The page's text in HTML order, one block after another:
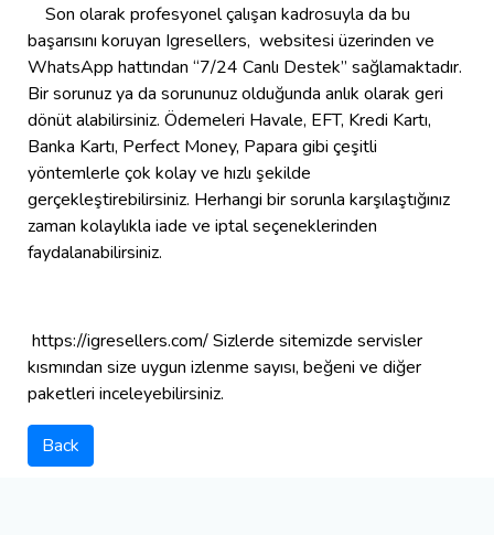
Son olarak profesyonel çalışan kadrosuyla da bu
başarısını koruyan Igresellers, websitesi üzerinden ve
WhatsApp hattından “7/24 Canlı Destek” sağlamaktadır.
Bir sorunuz ya da sorununuz olduğunda anlık olarak geri
dönüt alabilirsiniz. Ödemeleri Havale, EFT, Kredi Kartı,
Banka Kartı, Perfect Money, Papara gibi çeşitli
yöntemlerle çok kolay ve hızlı şekilde
gerçekleştirebilirsiniz. Herhangi bir sorunla karşılaştığınız
zaman kolaylıkla iade ve iptal seçeneklerinden
faydalanabilirsiniz.
https://igresellers.com/ Sizlerde sitemizde servisler
kısmından size uygun izlenme sayısı, beğeni ve diğer
paketleri inceleyebilirsiniz.
Back